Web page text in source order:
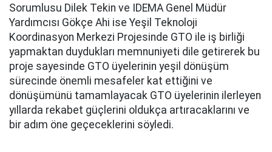
Sorumlusu Dilek Tekin ve IDEMA Genel Müdür
Yardımcısı Gökçe Ahi ise Yeşil Teknoloji
Koordinasyon Merkezi Projesinde GTO ile iş birliği
yapmaktan duydukları memnuniyeti dile getirerek bu
proje sayesinde GTO üyelerinin yeşil dönüşüm
sürecinde önemli mesafeler kat ettiğini ve
dönüşümünü tamamlayacak GTO üyelerinin ilerleyen
yıllarda rekabet güçlerini oldukça artıracaklarını ve
bir adım öne geçeceklerini söyledi.